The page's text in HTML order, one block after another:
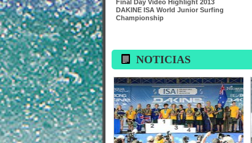
Final Day Video Highlight 2013
DAKINE ISA World Junior Surfing
Championship
NOTICIAS